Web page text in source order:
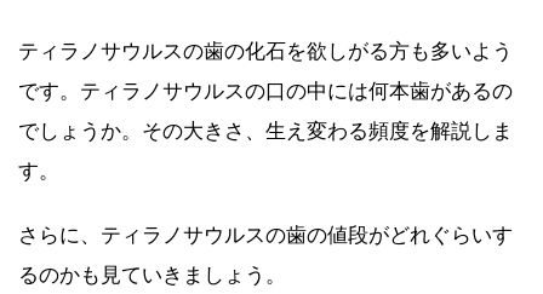
ティラノサウルスの歯の化石を欲しがる方も多いよう
です。ティラノサウルスの口の中には何本歯があるの
でしょうか。その大きさ、生え変わる頻度を解説しま
す。
さらに、ティラノサウルスの歯の値段がどれぐらいす
るのかも見ていきましょう。